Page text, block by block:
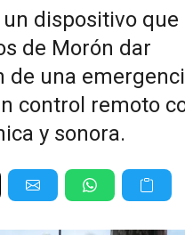
un dispositivo
de Morón dar
de una
control remoto
y sonora.